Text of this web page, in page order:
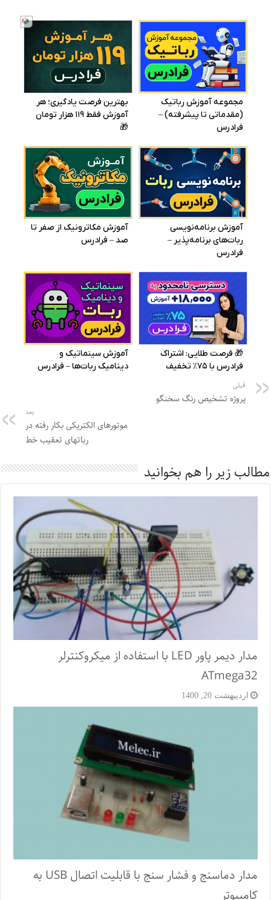
قبلی
پروژه تشخیص رنگ سخنگو
بعد
موتورهای الکتریکی بکار رفته در
رباتهای تعقیب خط
مطالب زیر را هم بخوانید
مدار دیمر پاور LED با استفاده از میکروکنترلر
ATmega32
اردیبهشت 20, 1400
مدار دماسنج و فشار سنج با قابلیت اتصال USB به
کامپیوتر